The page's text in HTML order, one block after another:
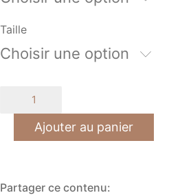
Taille
Choisir une option
Rouge
couchantAjouter au panier
Partager ce contenu: